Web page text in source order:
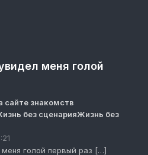
меня голой
сайте знакомств
без сценарияЖизнь без
голой первый раз […]